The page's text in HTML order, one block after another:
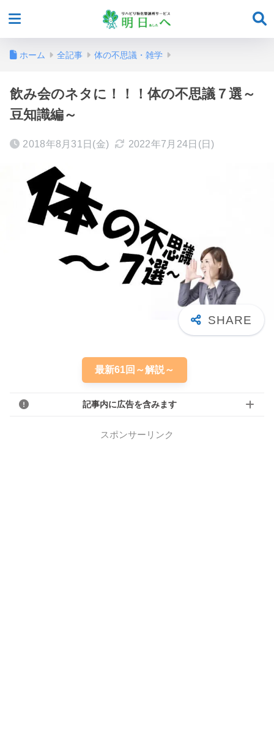
ホーム 全記事 体の不思議・雑学
飲み会のネタに！！！体の不思議７選～
豆知識編～
2018年8月31日(金) 2022年7月24日(日)
最新61回～解説～
記事内に広告を含みます
スポンサーリンク